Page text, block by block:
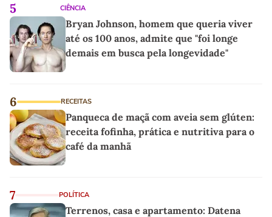
5 CIÊNCIA
Bryan Johnson, homem que queria viver
até os 100 anos, admite que "foi longe
demais em busca pela longevidade"
6 RECEITAS
Panqueca de maçã com aveia sem glúten:
receita fofinha, prática e nutritiva para o
café da manhã
7 POLÍTICA
Terrenos, casa e apartamento: Datena